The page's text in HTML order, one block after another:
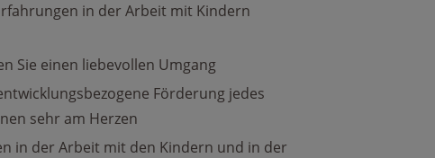
in der Arbeit mit Kindern
Sie einen liebevollen Umgang
Förderung jedes
sehr am Herzen
in der Arbeit mit den Kindern und in der